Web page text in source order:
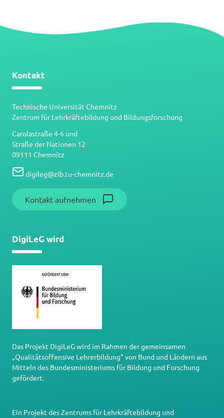
Kontakt
Technische Universität Chemnitz
Zentrum für Lehrkräftebildung und Bildungsforschung
Carolastraße 4-6 und
Straße der Nationen 12
09111 Chemnitz
digileg@zlb.tu-chemnitz.de
Kontakt aufnehmen
DigiLeG wird
Das Projekt DigiLeG wird im Rahmen der gemeinsamen
„Qualitätsoffensive Lehrerbildung“ von Bund und Ländern aus
Mitteln des Bundesministeriums für Bildung und Forschung
gefördert.
Ein Projekt desZentrums für Lehrkräftebildung und